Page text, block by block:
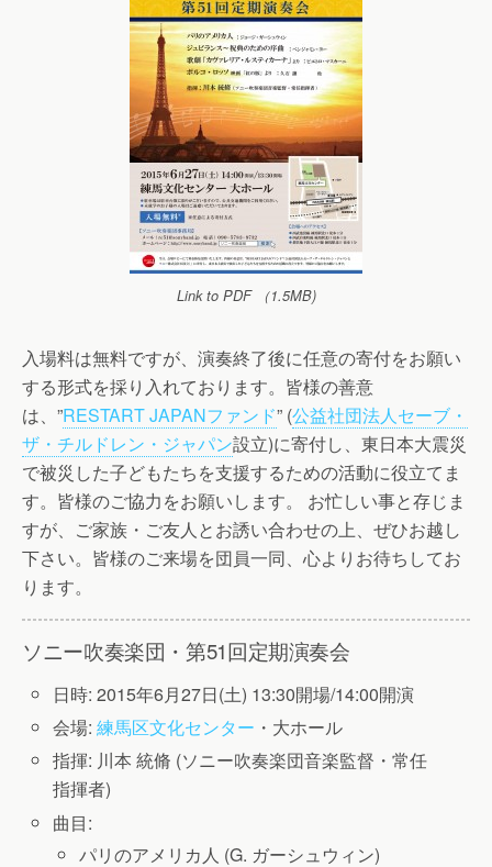
Link to PDF （1.5MB)
入場料は無料ですが、演奏終了後に任意の寄付をお願い
する形式を採り入れております。皆様の善意
は、”RESTART JAPANファンド” (公益社団法人セーブ・
ザ・チルドレン・ジャパン設立)に寄付し、東日本大震災
で被災した子どもたちを支援するための活動に役立てま
す。皆様のご協力をお願いします。 お忙しい事と存じま
すが、ご家族・ご友人とお誘い合わせの上、ぜひお越し
下さい。皆様のご来場を団員一同、心よりお待ちしてお
ります。
ソニー吹奏楽団・第51回定期演奏会
日時: 2015年6月27日(土) 13:30開場/14:00開演
会場:練馬区文化センター ・大ホール
指揮: 川本 統脩 (ソニー吹奏楽団音楽監督・常任
指揮者)
曲目:
パリのアメリカ人 (G. ガーシュウィン)